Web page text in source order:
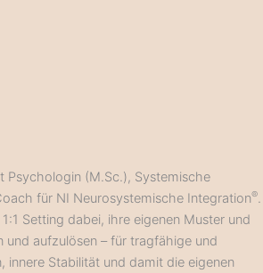
Psychologin (M.Sc.), Systemische
für NI Neurosystemische Integration®.
Setting dabei, ihre eigenen Muster und
und aufzulösen – für tragfähige und
innere Stabilität und damit die eigenen